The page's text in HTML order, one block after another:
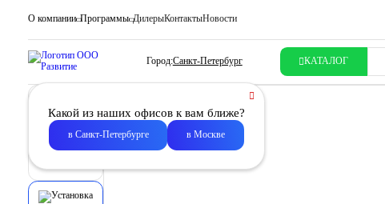
О компании Программы ДилерыКонтактыНовости
Город:Санкт-Петербург КАТАЛОГ
Какой из наших офисов к вам ближе?
в Санкт-Петербурге в Москве